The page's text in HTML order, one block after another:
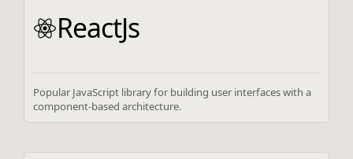
ReactJs
Popular JavaScript library for building user interfaces with a
component-based architecture.